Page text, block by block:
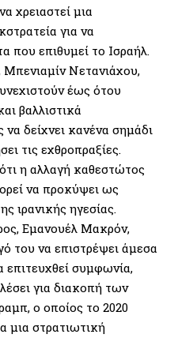
χρειαστεί μια
για να
που επιθυμεί το Ισραήλ.
Νετανιάχου,
έως ότου
βαλλιστικά
δείχνει κανένα σημάδι
τις εχθροπραξίες.
η αλλαγή καθεστώτος
να προκύψει ως
ιρανικής ηγεσίας.
Εμανουέλ Μακρόν,
του να επιστρέψει άμεσα
επιτευχθεί συμφωνία,
για διακοπή των
ο οποίος το 2020
μια στρατιωτική